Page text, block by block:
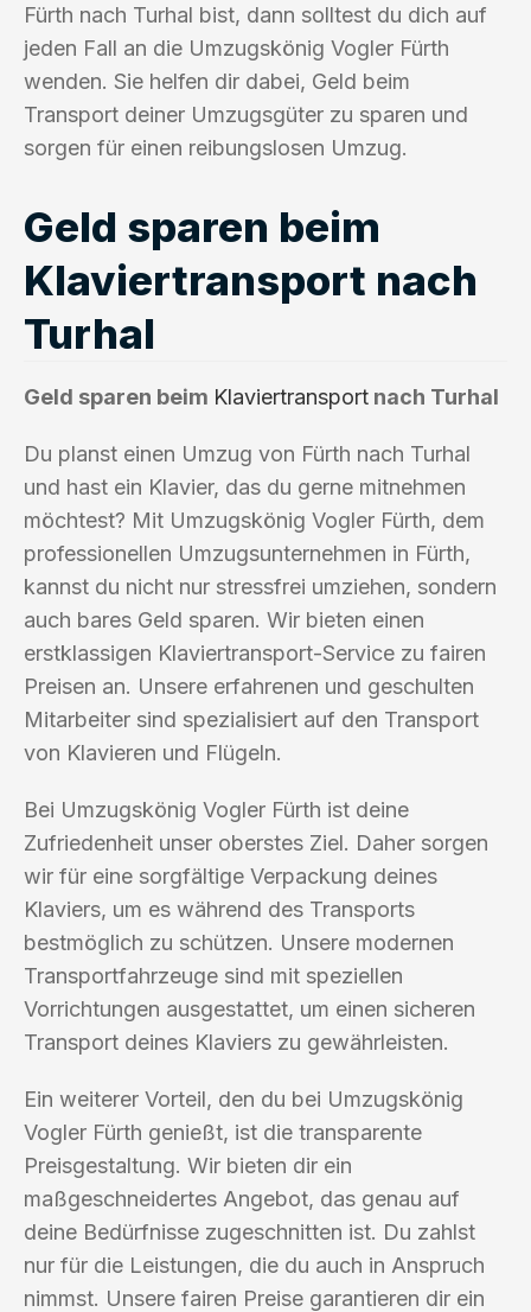
Fürth nach Turhal bist, dann solltest du dich auf
jeden Fall an die Umzugskönig Vogler Fürth
wenden. Sie helfen dir dabei, Geld beim
Transport deiner Umzugsgüter zu sparen und
sorgen für einen reibungslosen Umzug.
Geld sparen beim
Klaviertransport nach
Turhal
Geld sparen beim Klaviertransport nach Turhal
Du planst einen Umzug von Fürth nach Turhal
und hast ein Klavier, das du gerne mitnehmen
möchtest? Mit Umzugskönig Vogler Fürth, dem
professionellen Umzugsunternehmen in Fürth,
kannst du nicht nur stressfrei umziehen, sondern
auch bares Geld sparen. Wir bieten einen
erstklassigen Klaviertransport-Service zu fairen
Preisen an. Unsere erfahrenen und geschulten
Mitarbeiter sind spezialisiert auf den Transport
von Klavieren und Flügeln.
Bei Umzugskönig Vogler Fürth ist deine
Zufriedenheit unser oberstes Ziel. Daher sorgen
wir für eine sorgfältige Verpackung deines
Klaviers, um es während des Transports
bestmöglich zu schützen. Unsere modernen
Transportfahrzeuge sind mit speziellen
Vorrichtungen ausgestattet, um einen sicheren
Transport deines Klaviers zu gewährleisten.
Ein weiterer Vorteil, den du bei Umzugskönig
Vogler Fürth genießt, ist die transparente
Preisgestaltung. Wir bieten dir ein
maßgeschneidertes Angebot, das genau auf
deine Bedürfnisse zugeschnitten ist. Du zahlst
nur für die Leistungen, die du auch in Anspruch
nimmst. Unsere fairen Preise garantieren dir ein